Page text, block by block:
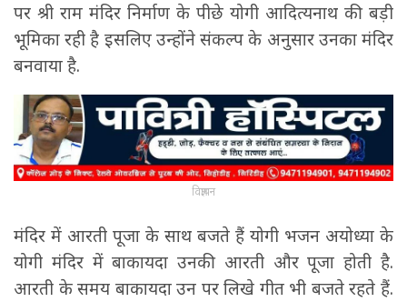
पर श्री राम मंदिर निर्माण के पीछे योगी आदित्यनाथ की बड़ी
भूमिका रही है इसलिए उन्होंने संकल्प के अनुसार उनका मंदिर
बनवाया है.
विज्ञापन
मंदिर में आरती पूजा के साथ बजते हैं योगी भजन अयोध्या के
योगी मंदिर में बाकायदा उनकी आरती और पूजा होती है.
आरती के समय बाकायदा उन पर लिखे गीत भी बजते रहते हैं.